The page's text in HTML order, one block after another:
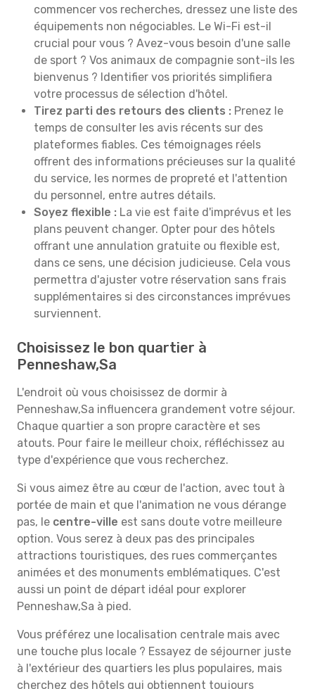
commencer vos recherches, dressez une liste des
équipements non négociables. Le Wi-Fi est-il
crucial pour vous ? Avez-vous besoin d'une salle
de sport ? Vos animaux de compagnie sont-ils les
bienvenus ? Identifier vos priorités simplifiera
votre processus de sélection d'hôtel.
Tirez parti des retours des clients : Prenez le
temps de consulter les avis récents sur des
plateformes fiables. Ces témoignages réels
offrent des informations précieuses sur la qualité
du service, les normes de propreté et l'attention
du personnel, entre autres détails.
Soyez flexible : La vie est faite d'imprévus et les
plans peuvent changer. Opter pour des hôtels
offrant une annulation gratuite ou flexible est,
dans ce sens, une décision judicieuse. Cela vous
permettra d'ajuster votre réservation sans frais
supplémentaires si des circonstances imprévues
surviennent.
Choisissez le bon quartier à
Penneshaw,Sa
L'endroit où vous choisissez de dormir à
Penneshaw,Sa influencera grandement votre séjour.
Chaque quartier a son propre caractère et ses
atouts. Pour faire le meilleur choix, réfléchissez au
type d'expérience que vous recherchez.
Si vous aimez être au cœur de l'action, avec tout à
portée de main et que l'animation ne vous dérange
pas, le centre-ville est sans doute votre meilleure
option. Vous serez à deux pas des principales
attractions touristiques, des rues commerçantes
animées et des monuments emblématiques. C'est
aussi un point de départ idéal pour explorer
Penneshaw,Sa à pied.
Vous préférez une localisation centrale mais avec
une touche plus locale ? Essayez de séjourner juste
à l'extérieur des quartiers les plus populaires, mais
cherchez des hôtels qui obtiennent toujours